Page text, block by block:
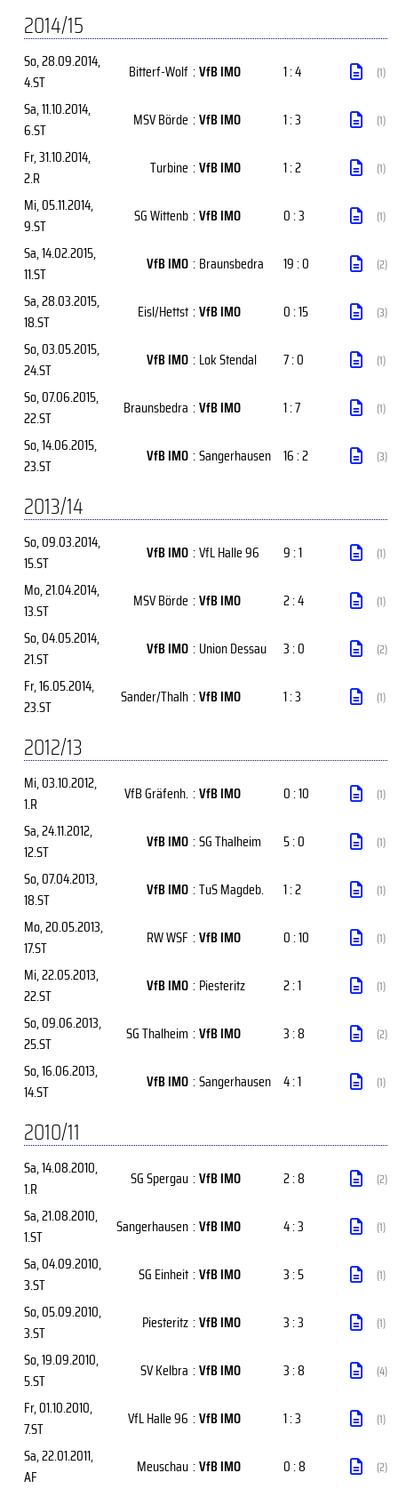
2014/15
So, 28.09.2014,
4.ST
Bitterf-Wolf :VfB IMO 1 : 4 (1)
Sa, 11.10.2014,
6.ST
MSV Börde :VfB IMO 1 : 3 (1)
Fr, 31.10.2014,
2.R
Turbine :VfB IMO 1 : 2 (1)
Mi, 05.11.2014,
9.ST
SG Wittenb :VfB IMO 0 : 3 (1)
Sa, 14.02.2015,
11.ST
VfB IMO : Braunsbedra 19 : 0 (2)
Sa, 28.03.2015,
18.ST
Eisl/Hettst :VfB IMO 0 : 15 (3)
So, 03.05.2015,
24.ST
VfB IMO : Lok Stendal 7 : 0 (1)
So, 07.06.2015,
22.ST
Braunsbedra :VfB IMO 1 : 7 (1)
So, 14.06.2015,
23.ST
VfB IMO :Sangerhausen 16 : 2 (3)
2013/14
So, 09.03.2014,
15.ST
VfB IMO :VfL Halle 96 9 : 1 (1)
Mo, 21.04.2014,
13.ST
MSV Börde :VfB IMO 2 : 4 (1)
So, 04.05.2014,
21.ST
VfB IMO : Union Dessau 3 : 0 (2)
Fr, 16.05.2014,
23.ST
Sander/Thalh :VfB IMO 1 : 3 (1)
2012/13
Mi, 03.10.2012,
1.R
VfB Gräfenh. :VfB IMO 0 : 10 (1)
Sa, 24.11.2012,
12.ST
VfB IMO :SG Thalheim 5 : 0 (1)
So, 07.04.2013,
18.ST
VfB IMO :TuS Magdeb. 1 : 2 (1)
Mo, 20.05.2013,
17.ST
RW WSF :VfB IMO 0 : 10 (1)
Mi, 22.05.2013,
22.ST
VfB IMO : Piesteritz 2 : 1 (1)
So, 09.06.2013,
25.ST
SG Thalheim :VfB IMO 3 : 8 (2)
So, 16.06.2013,
14.ST
VfB IMO :Sangerhausen 4 : 1 (1)
2010/11
Sa, 14.08.2010,
1.R
SG Spergau :VfB IMO 2 : 8 (2)
Sa, 21.08.2010,
1.ST
Sangerhausen :VfB IMO 4 : 3 (1)
Sa, 04.09.2010,
3.ST
SG Einheit :VfB IMO 3 : 5 (1)
So, 05.09.2010,
3.ST
Piesteritz :VfB IMO 3 : 3 (1)
So, 19.09.2010,
5.ST
SV Kelbra :VfB IMO 3 : 8 (4)
Fr, 01.10.2010,
7.ST
VfL Halle 96 :VfB IMO 1 : 3 (1)
Sa, 22.01.2011,
AF
Meuschau :VfB IMO 0 : 8 (2)